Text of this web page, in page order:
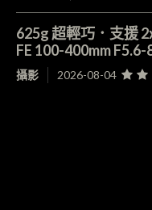
625g 超輕巧．支援
FE 100-400mm F5.6-
攝影 2026-08-04